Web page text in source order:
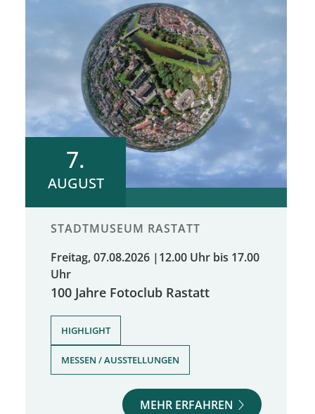
7.
AUGUST
STADTMUSEUM RASTATT
Freitag, 07.08.2026 | 12.00 Uhr bis 17.00
Uhr
100 Jahre Fotoclub Rastatt
HIGHLIGHT
MESSEN / AUSSTELLUNGEN
MEHR ERFAHREN